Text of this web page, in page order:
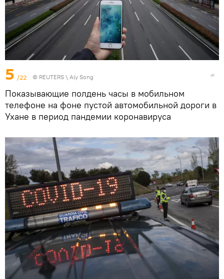
5 /22 © REUTERS \ Aly Song
Показывающие полдень часы в мобильном
телефоне на фоне пустой автомобильной дороги в
Ухане в период пандемии коронавируса